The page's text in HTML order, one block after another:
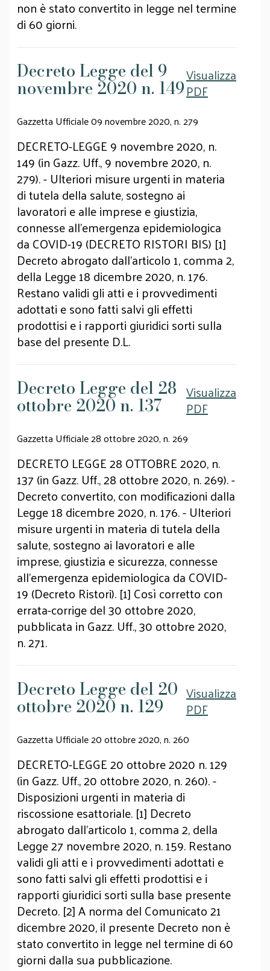
non è stato convertito in legge nel termine
di 60 giorni.
Decreto Legge del 9
novembre 2020 n. 149
Visualizza
PDF
Gazzetta Ufficiale 09 novembre 2020, n. 279
DECRETO-LEGGE 9 novembre 2020, n.
149 (in Gazz. Uff., 9 novembre 2020, n.
279). - Ulteriori misure urgenti in materia
di tutela della salute, sostegno ai
lavoratori e alle imprese e giustizia,
connesse all'emergenza epidemiologica
da COVID-19 (DECRETO RISTORI BIS) [1]
Decreto abrogato dall'articolo 1, comma 2,
della Legge 18 dicembre 2020, n. 176.
Restano validi gli atti e i provvedimenti
adottati e sono fatti salvi gli effetti
prodottisi e i rapporti giuridici sorti sulla
base del presente D.L.
Decreto Legge del 28
ottobre 2020 n. 137
Visualizza
PDF
Gazzetta Ufficiale 28 ottobre 2020, n. 269
DECRETO LEGGE 28 OTTOBRE 2020, n.
137 (in Gazz. Uff., 28 ottobre 2020, n. 269). -
Decreto convertito, con modificazioni dalla
Legge 18 dicembre 2020, n. 176. - Ulteriori
misure urgenti in materia di tutela della
salute, sostegno ai lavoratori e alle
imprese, giustizia e sicurezza, connesse
all'emergenza epidemiologica da COVID-
19 (Decreto Ristori). [1] Così corretto con
errata-corrige del 30 ottobre 2020,
pubblicata in Gazz. Uff., 30 ottobre 2020,
n. 271.
Decreto Legge del 20
ottobre 2020 n. 129
Visualizza
PDF
Gazzetta Ufficiale 20 ottobre 2020, n. 260
DECRETO-LEGGE 20 ottobre 2020 n. 129
(in Gazz. Uff., 20 ottobre 2020, n. 260). -
Disposizioni urgenti in materia di
riscossione esattoriale. [1] Decreto
abrogato dall'articolo 1, comma 2, della
Legge 27 novembre 2020, n. 159. Restano
validi gli atti e i provvedimenti adottati e
sono fatti salvi gli effetti prodottisi e i
rapporti giuridici sorti sulla base presente
Decreto. [2] A norma del Comunicato 21
dicembre 2020, il presente Decreto non è
stato convertito in legge nel termine di 60
giorni dalla sua pubblicazione.